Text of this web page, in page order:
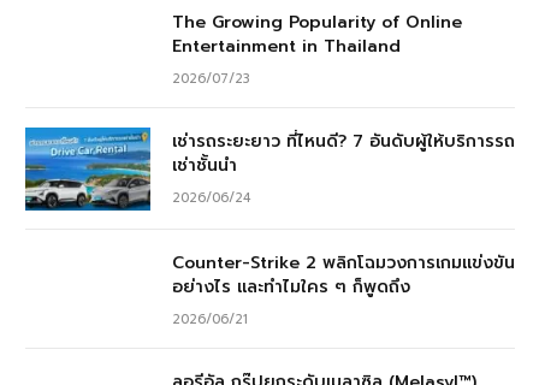
The Growing Popularity of Online
Entertainment in Thailand
2026/07/23
เช่ารถระยะยาว ที่ไหนดี? 7 อันดับผู้ให้บริการรถ
เช่าชั้นนำ
2026/06/24
Counter-Strike 2 พลิกโฉมวงการเกมแข่งขัน
อย่างไร และทำไมใคร ๆ ก็พูดถึง
2026/06/21